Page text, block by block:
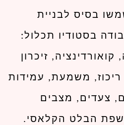
בסיס לבניית
בסטודיו תכלול:
זיכרון
ריכוז, משמעת, עמידות
צעדים, מצבים
הבלט הקלאסי.